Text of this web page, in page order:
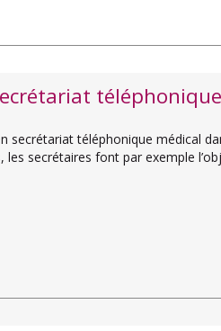
secrétariat téléphonique médical
secrétaires font par exemple